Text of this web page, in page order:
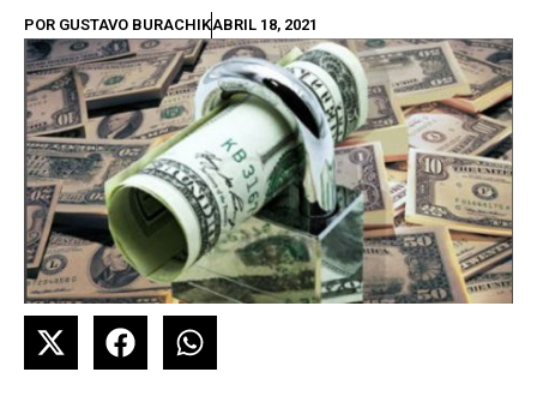
POR GUSTAVO BURACHIKABRIL 18, 2021